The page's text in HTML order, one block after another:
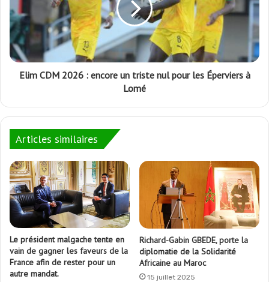
Elim CDM 2026 : encore un triste nul pour les Éperviers à
Lomé
Articles similaires
Le président malgache tente en
vain de gagner les faveurs de la
France afin de rester pour un
autre mandat.
Richard-Gabin GBEDE, porte la
diplomatie de la Solidarité
Africaine au Maroc
15 juillet 2025